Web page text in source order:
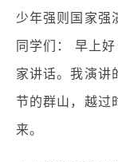
少年强则国家强
同学们： 早上
家讲话。我演讲
节的群山，越过
来。